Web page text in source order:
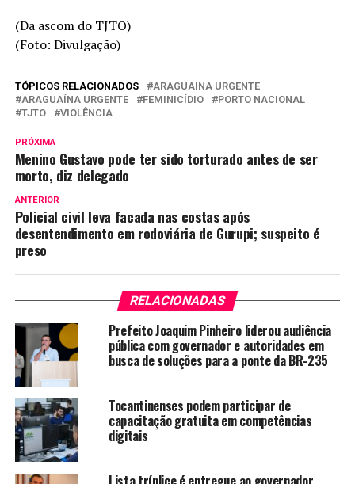
(Da ascom do TJTO)
(Foto: Divulgação)
TÓPICOS RELACIONADOS
ARAGUAINA URGENTE
ARAGUAÍNA URGENTE
FEMINICÍDIO
PORTO NACIONAL
TJTO
VIOLÊNCIA
PRÓXIMA
Menino Gustavo pode ter sido torturado antes de ser
morto, diz delegado
ANTERIOR
Policial civil leva facada nas costas após
desentendimento em rodoviária de Gurupi; suspeito é
preso
RELACIONADAS
Prefeito Joaquim Pinheiro liderou audiência
pública com governador e autoridades em
busca de soluções para a ponte da BR-235
Tocantinenses podem participar de
capacitação gratuita em competências
digitais